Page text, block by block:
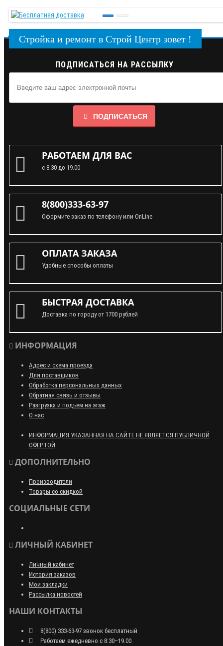
Стройка и ремонт в Строй Центр зовет !
ПОДПИСАТЬСЯ НА РАССЫЛКУ
ПОДПИСАТЬСЯ
РАБОТАЕМ ДЛЯ ВАС
с 8.30 до 19.00
8(800)333-63-97
Оформите заказ по телефону или OnLine
ОПЛАТА ЗАКАЗА
Удобные способы оплаты
БЫСТРАЯ ДОСТАВКА
Доставка по городу от 1700 рублей
ИНФОРМАЦИЯ
Адрес и схема проезда
Для поставщиков
Обработка персональных данных
Обратная связь и отзывы
Разгрузка и подъем на этаж
О нас
ИНФОРМАЦИЯ УКАЗАННАЯ НА САЙТЕ НЕ ЯВЛЯЕТСЯ ПУБЛИЧНОЙ
ОФЕРТОЙ
ДОПОЛНИТЕЛЬНО
Производители
Товары со скидкой
СОЦИАЛЬНЫЕ СЕТИ
ЛИЧНЫЙ КАБИНЕТ
Личный кабинет
История заказов
Мои закладки
Рассылка новостей
НАШИ КОНТАКТЫ
8(800) 333-63-97 звонок бесплатный
Работаем ежедневно с 8:30–19.00